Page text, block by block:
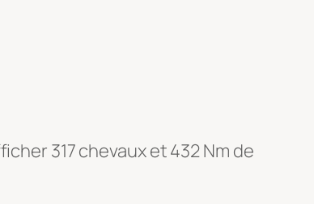
317 chevaux et 432 Nm de